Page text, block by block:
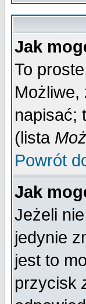
Jak
To
Możliwe,
napisać;
(lista
Powrót
Jak
Jeżeli
jedynie
jest to
przycisk